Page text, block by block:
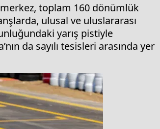
merkez, toplam 160 dönümlük
ulusal ve uluslararası
yarış pistiyle
da sayılı tesisleri arasında yer